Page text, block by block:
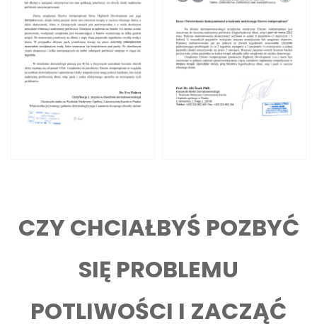
CZY CHCIAŁBYŚ POZBYĆ
SIĘ PROBLEMU
POTLIWOŚCI I ZACZĄĆ